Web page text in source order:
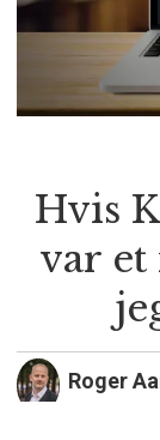
Hvis
var et
Roger